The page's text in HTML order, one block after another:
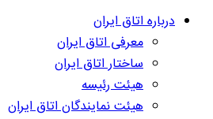
درباره اتاق ایران
معرفی اتاق ایران
ساختار اتاق ایران
هیئت رئیسه
هیئت نمایندگان اتاق ایران